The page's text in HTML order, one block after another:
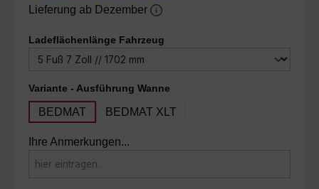
Lieferung ab Dezember
Ladeflächenlänge Fahrzeug
Variante - Ausführung Wanne
BEDMAT BEDMAT XLT
Ihre Anmerkungen...